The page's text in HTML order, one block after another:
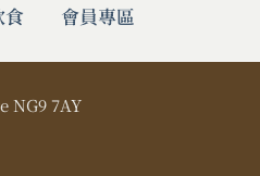
食
會員專區
NG9 7AY